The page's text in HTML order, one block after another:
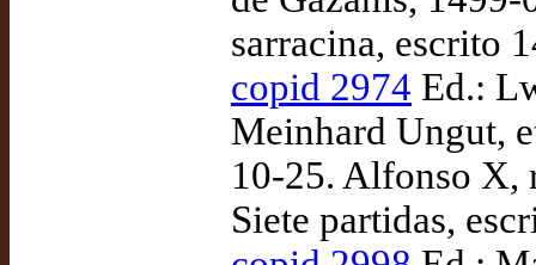
sarracina, escrito
copid 2974 Ed.:
Meinhard Ungut,
10-25. Alfonso X,
Siete partidas,